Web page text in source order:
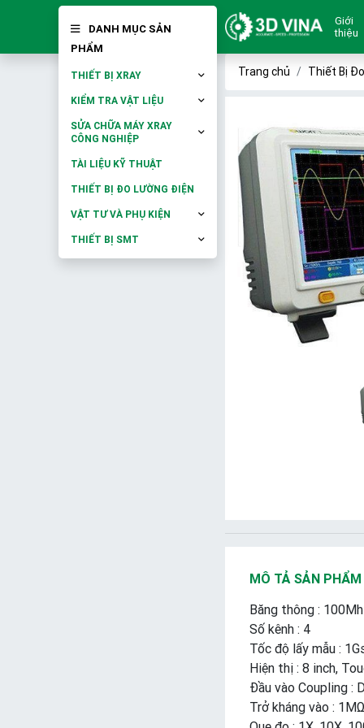
DANH MỤC SẢN
PHẨM
THIẾT BỊ XRAY
KIỂM TRA VẬT LIỆU
SỬA CHỮA MÁY XRAY
CÔNG NGHIỆP
TÀI LIỆU KỸ THUẬT
THIẾT BỊ ĐO LƯỜNG ĐIỆN
VẬT TƯ VÀ PHỤ KIỆN
THIẾT BỊ SMT
Giới
thiệu
Trang chủ Thiết Bị
MÔ TẢ SẢN PHẨM
Băng thông :
Số kênh : 4
Tốc độ lấy mẫu :
Hiện thị : 8 inch,
Đầu vào Coupling :
Trở kháng vào :